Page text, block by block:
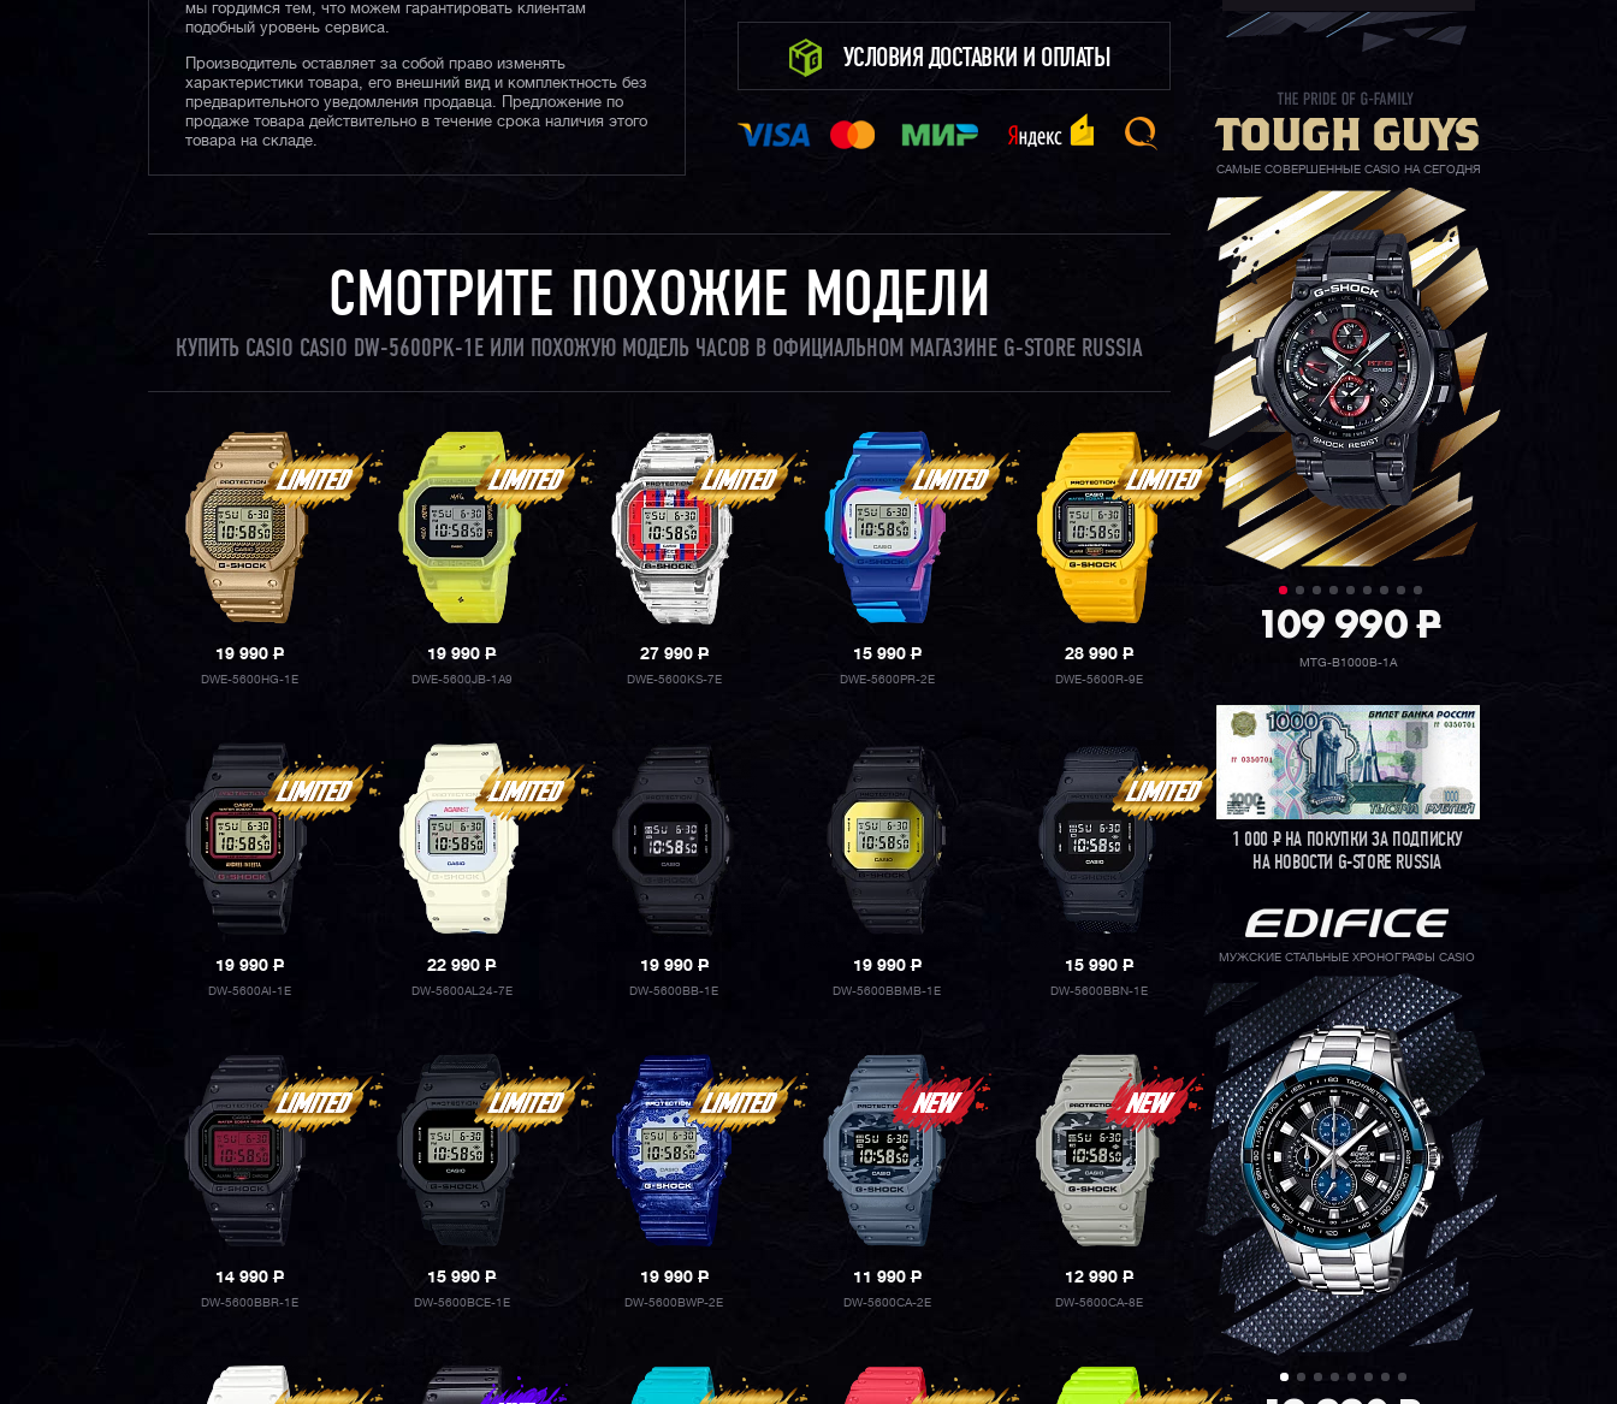
мы гордимся тем, что можем гарантировать клиентам
подобный уровень сервиса.
Производитель оставляет за собой право изменять
характеристики товара, его внешний вид и комплектность без
предварительного уведомления продавца. Предложение по
продаже товара действительно в течение срока наличия этого
товара на складе.
УСЛОВИЯ ДОСТАВКИ И ОПЛАТЫ
СМОТРИТЕ ПОХОЖИЕ МОДЕЛИ
КУПИТЬ CASIO CASIO DW-5600PK-1E ИЛИ ПОХОЖУЮ МОДЕЛЬ ЧАСОВ В ОФИЦИАЛЬНОМ МАГАЗИНЕ G-STORE RUSSIA
19 990P
DWE-5600HG-1E
19 990P
DWE-5600JB-1A9
27 990 P
DWE-5600KS-7E
15 990P
DWE-5600PR-2E
28 990P
DWE-5600R-9E
19 990P
DW-5600AI-1E
22 990P
DW-5600AL24-7E
19 990 P
DW-5600BB-1E
19 990P
DW-5600BBMB-1E
15 990P
DW-5600BBN-1E
14 990P
DW-5600BBR-1E
15 990P
DW-5600BCE-1E
19 990 P
DW-5600BWP-2E
11 990P
DW-5600CA-2E
12 990P
DW-5600CA-8E
САМЫЕ СОВЕРШЕННЫЕ CASIO НА СЕГОДНЯ
109 990P
MTG-B1000B-1A
1 000РНА ПОКУПКИ ЗА ПОДПИСКУ
НА НОВОСТИ G-STORE RUSSIA
МУЖСКИЕ СТАЛЬНЫЕ ХРОНОГРАФЫ CASIO